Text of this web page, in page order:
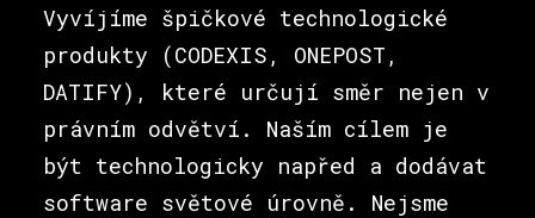
Vyvíjíme špičkové technologické
produkty (CODEXIS, ONEPOST,
DATIFY), které určují směr nejen v
právním odvětví. Naším cílem je
být technologicky napřed a dodávat
software světové úrovně. Nejsme